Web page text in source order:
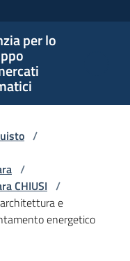
per lo
/
/
CHIUSI /
architettura e
energetico